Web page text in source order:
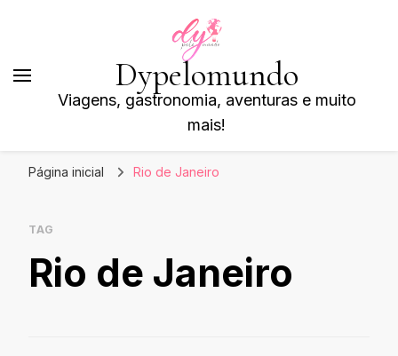
Dypelomundo
Viagens, gastronomia, aventuras e muito
mais!
Página inicial Rio de Janeiro
TAG
Rio de Janeiro